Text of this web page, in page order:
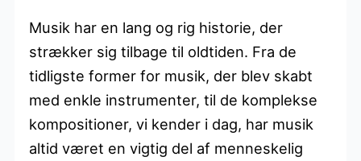
Musik har en lang og rig historie, der
strækker sig tilbage til oldtiden. Fra de
tidligste former for musik, der blev skabt
med enkle instrumenter, til de komplekse
kompositioner, vi kender i dag, har musik
altid været en vigtig del af menneskelig